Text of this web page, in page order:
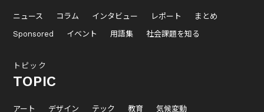
ニュース コラム インタビュー レポート
まとめ
Sponsored
イベント 用語集 社会課題を知る
トピック
TOPIC
アート デザイン テック 教育 気候変動